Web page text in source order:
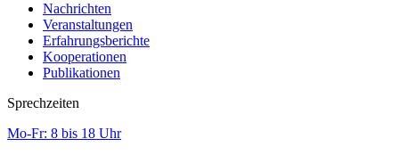
Nachrichten
Veranstaltungen
Erfahrungsberichte
Kooperationen
Publikationen
Sprechzeiten
Mo-Fr: 8 bis 18 Uhr